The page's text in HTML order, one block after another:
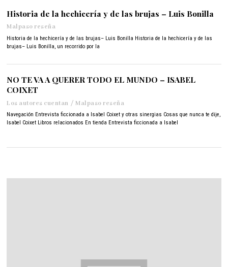
e
b
2
,
1
Historia de la hechicería y de las brujas – Luis Bonilla
Malpaso reseña
Historia de la hechicería y de las brujas– Luis Bonilla Historia de la hechicería y de las
brujas– Luis Bonilla, un recorrido por la
NO TE VA A QUERER TODO EL MUNDO – ISABEL
COIXET
Los autores cuentan / Malpaso reseña
Navegación Entrevista ficcionada a Isabel Coixet y otras sinergias Cosas que nunca te dije,
Isabel Coixet Libros relacionados En tienda Entrevista ficcionada a Isabel